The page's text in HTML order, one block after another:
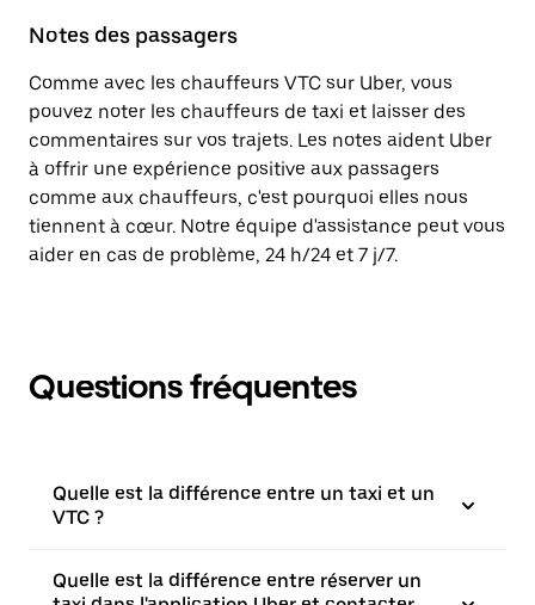
Notes des passagers
Comme avec les chauffeurs VTC sur Uber, vous
pouvez noter les chauffeurs de taxi et laisser des
commentaires sur vos trajets. Les notes aident Uber
à offrir une expérience positive aux passagers
comme aux chauffeurs, c'est pourquoi elles nous
tiennent à cœur. Notre équipe d'assistance peut vous
aider en cas de problème, 24 h/24 et 7 j/7.
Questions fréquentes
Quelle est la différence entre un taxi et un
VTC ?
Quelle est la différence entre réserver un